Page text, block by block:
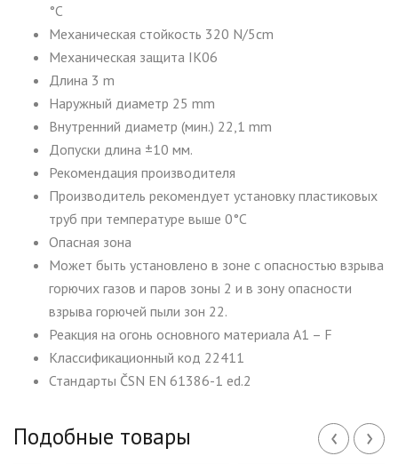
°C
Механическая стойкость 320 N/5cm
Механическая защита IK06
Длина 3 m
Наружный диаметр 25 mm
Внутренний диаметр (мин.) 22,1 mm
Допуски длина ±10 мм.
Рекомендация производителя
Производитель рекомендует установку пластиковых
труб при температуре выше 0°С
Опасная зона
Может быть установлено в зоне с опасностью взрыва
горючих газов и паров зоны 2 и в зону опасности
взрыва горючей пыли зон 22.
Реакция на огонь основного материала A1 – F
Классификационный код 22411
Стандарты ČSN EN 61386-1 ed.2
Подобные товары ‹ ›